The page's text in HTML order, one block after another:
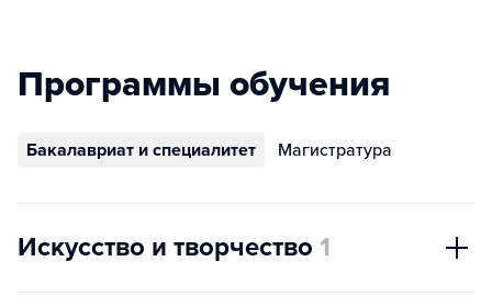
Программы обучения
Бакалавриат и специалитет Магистратура
Искусство и творчество 1